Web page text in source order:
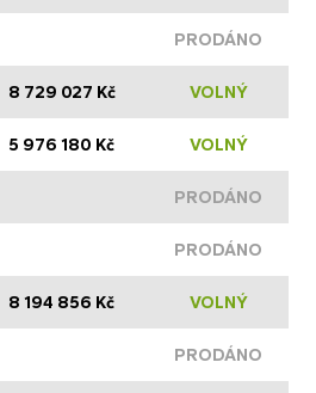
PRODÁNO
8 729 027 Kč VOLNÝ
5 976 180 Kč VOLNÝ
PRODÁNO
PRODÁNO
8 194 856 Kč VOLNÝ
PRODÁNO